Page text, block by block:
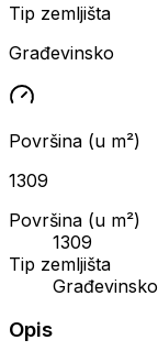
Tip zemljišta
Građevinsko
Površina (u m²)
1309
Površina (u m²)
1309
Tip zemljišta
Građevinsko
Opis